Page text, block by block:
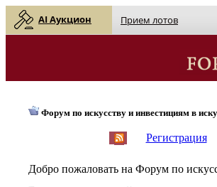
AI Аукцион Прием лотов
Форум по искусству и инвестициям в
Регистрация
Добро пожаловать на Форум по